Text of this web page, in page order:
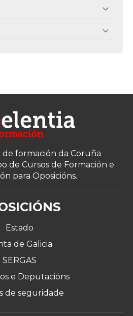
formación da Coruña
de Cursos de Formación e
para Oposicións.
Estado
de Galicia
SERGAS
e Deputacións
de seguridade